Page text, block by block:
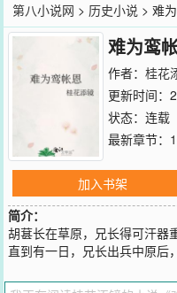
第八小说网 > 历史小说 > 难
难为鸾
作者： 桂花
更新时间：
状态：连载
最新章节：
加入书架
简介：
胡葚长在草原，兄长得可汗器
直到有一日，兄长出兵中原后
可造之材。可汗有心将其收入